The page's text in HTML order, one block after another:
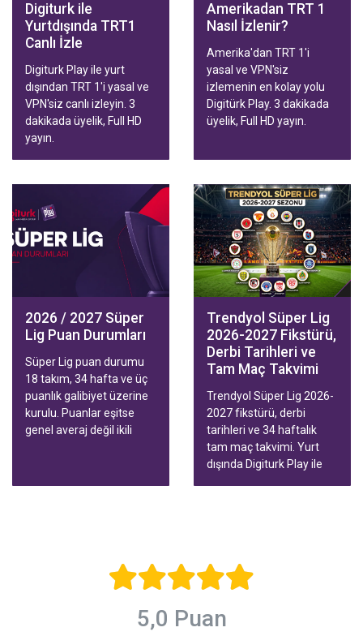
Digiturk ile
Yurtdışında TRT1
Canlı İzle
Digiturk Play ile yurt
dışından TRT 1'i yasal ve
VPN'siz canlı izleyin. 3
dakikada üyelik, Full HD
yayın.
Amerikadan TRT 1
Nasıl İzlenir?
Amerika'dan TRT 1'i
yasal ve VPN'siz
izlemenin en kolay yolu
Digitürk Play. 3 dakikada
üyelik, Full HD yayın.
2026 / 2027 Süper
Lig Puan Durumları
Süper Lig puan durumu
18 takım, 34 hafta ve üç
puanlık galibiyet üzerine
kurulu. Puanlar eşitse
genel averaj değil ikili
Trendyol Süper Lig
2026-2027 Fikstürü,
Derbi Tarihleri ve
Tam Maç Takvimi
Trendyol Süper Lig 2026-
2027 fikstürü, derbi
tarihleri ve 34 haftalık
tam maç takvimi. Yurt
dışında Digiturk Play ile
5,0 Puan